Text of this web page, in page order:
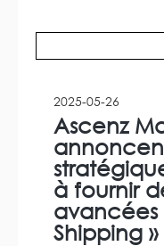
2025-05-26
Ascenz
à fournir
avancées
Shipping